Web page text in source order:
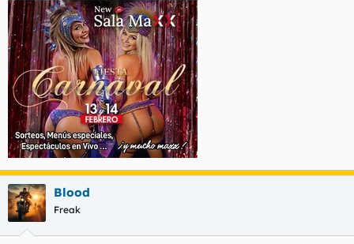
Blood
Freak